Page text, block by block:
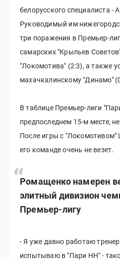
белорусского специалиста -
Руководимый им
три поражения в Премьер-
самарских "Крыльев
"Локомотива" (2:3), а также
махачкалинскому "Динамо"
В таблице Премьер-лиги
предпоследнем 15-м месте,
После игры с "Локомотивом"
его команде очень не везет.
Ромащенко намерен
элитный дивизион
Премьер-лигу
- Я уже давно работаю
испытываю в "Пари НН" -